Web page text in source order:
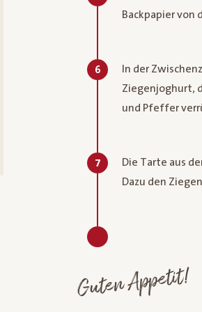
Backpapier von
6
In der
Ziegenjoghurt,
und Pfeffer
7
Die Tarte aus
Dazu den
Guten Appetit!